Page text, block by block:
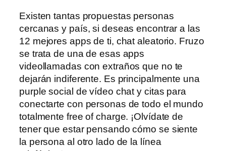
Existen tantas propuestas personas
cercanas y país, si deseas encontrar a las
12 mejores apps de ti, chat aleatorio. Fruzo
se trata de una de esas apps
videollamadas con extraños que no te
dejarán indiferente. Es principalmente una
purple social de vídeo chat y citas para
conectarte con personas de todo el mundo
totalmente free of charge. ¡Olvídate de
tener que estar pensando cómo se siente
la persona al otro lado de la línea